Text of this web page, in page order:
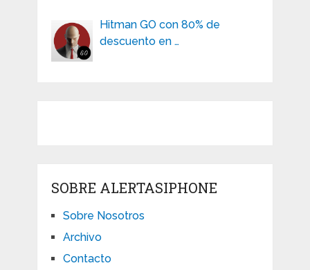
Hitman GO con 80% de
descuento en …
SOBRE ALERTASIPHONE
Sobre Nosotros
Archivo
Contacto